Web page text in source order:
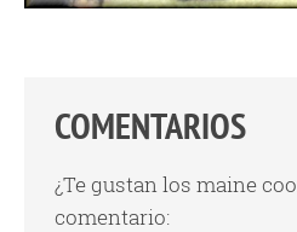
COMENTARIOS
¿Te gustan los maine
comentario: